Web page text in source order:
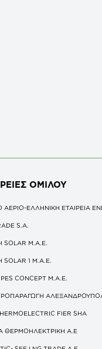
ΟΜΙΛΟΥ
ΑΕΡΙΟ-ΕΛΛΗΝΙΚΗ ΕΤΑΙΡΕΙΑ
S.A.
SOLAR M.Α.Ε.
SOLAR 1 M.Α.Ε.
CONCEPT Μ.Α.Ε.
FIER SHA
ΘΕΡΜΟΗΛΕΚΤΡΙΚΗ A.E